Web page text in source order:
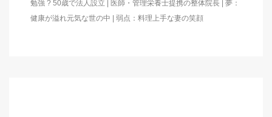
勉強 ? 50歳で法人設立 | 医師・管理栄養士提携の整体院長 | 夢：
健康が溢れ元気な世の中 | 弱点：料理上手な妻の笑顔